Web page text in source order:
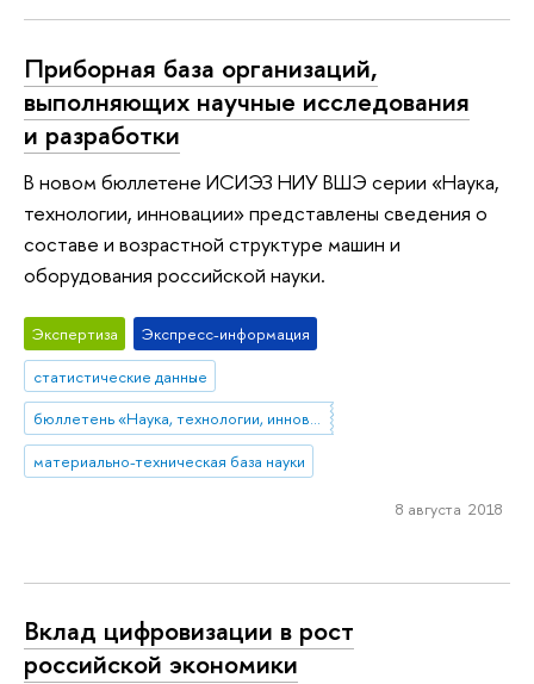
Приборная база организаций,
выполняющих научные исследования
и разработки
В новом бюллетене ИСИЭЗ НИУ ВШЭ серии «Наука,
технологии, инновации» представлены сведения о
составе и возрастной структуре машин и
оборудования российской науки.
Экспертиза
Экспресс-информация
статистические данные
бюллетень «Наука, технологии, инновации»
материально-техническая база науки
8 августа 2018
Вклад цифровизации в рост
российской экономики